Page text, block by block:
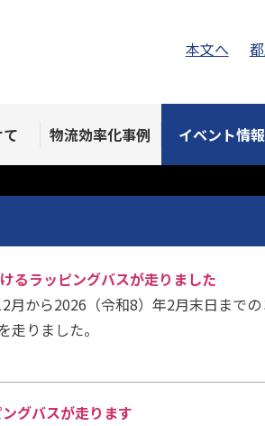
本文へ
物流効率化事例 イベント情報
るラッピングバスが走りました
から2026（令和8）年2月末日まで
りました。
グバスが走ります